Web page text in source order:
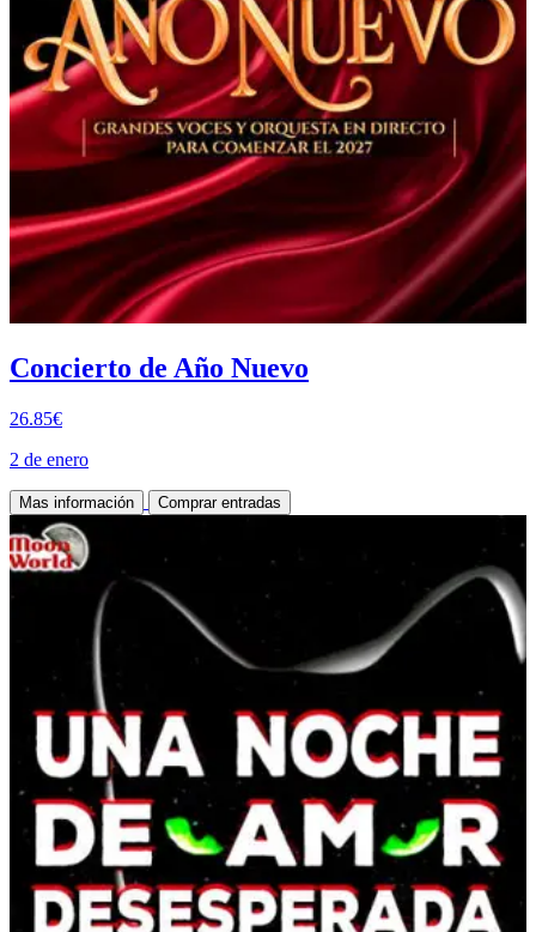
Concierto de Año Nuevo
26.85€
2 de enero
Mas información Comprar entradas